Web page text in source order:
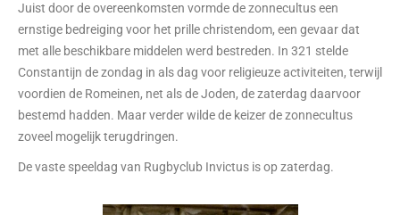
Juist door de overeenkomsten vormde de zonnecultus een
ernstige bedreiging voor het prille christendom, een gevaar dat
met alle beschikbare middelen werd bestreden. In 321 stelde
Constantijn de zondag in als dag voor religieuze activiteiten, terwijl
voordien de Romeinen, net als de Joden, de zaterdag daarvoor
bestemd hadden. Maar verder wilde de keizer de zonnecultus
zoveel mogelijk terugdringen.
De vaste speeldag van Rugbyclub Invictus is op zaterdag.